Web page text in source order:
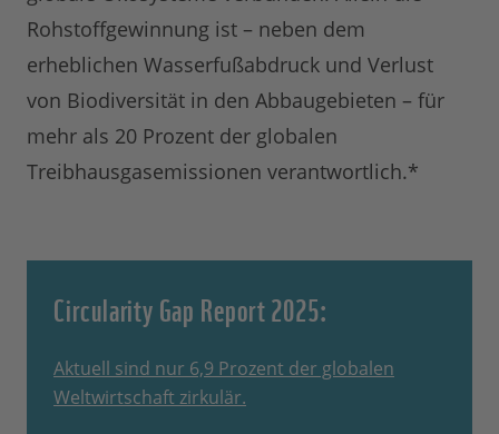
Rohstoffgewinnung ist – neben dem
erheblichen Wasserfußabdruck und Verlust
von Biodiversität in den Abbaugebieten – für
mehr als 20 Prozent der globalen
Treibhausgasemissionen verantwortlich.*
Circularity Gap Report 2025:
Aktuell sind nur 6,9 Prozent der globalen
Weltwirtschaft zirkulär.